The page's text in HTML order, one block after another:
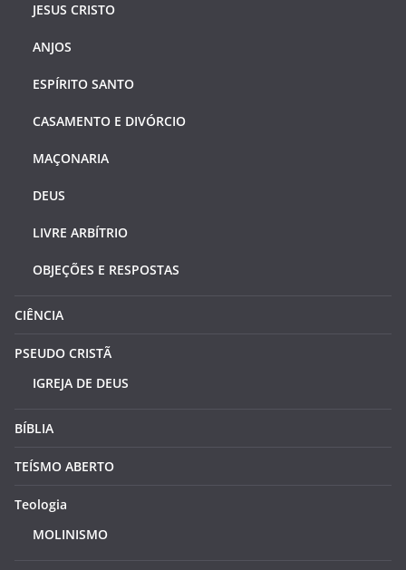
JESUS CRISTO
ANJOS
ESPÍRITO SANTO
CASAMENTO E DIVÓRCIO
MAÇONARIA
DEUS
LIVRE ARBÍTRIO
OBJEÇÕES E RESPOSTAS
CIÊNCIA
PSEUDO CRISTÃ
IGREJA DE DEUS
BÍBLIA
TEÍSMO ABERTO
Teologia
MOLINISMO